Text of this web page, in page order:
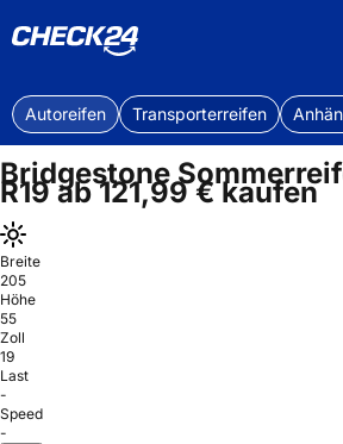
Autoreifen Transporterreifen
Bridgestone
R19 ab 121,99 € kaufen
Breite
205
Höhe
55
Zoll
19
Last
-
Speed
-